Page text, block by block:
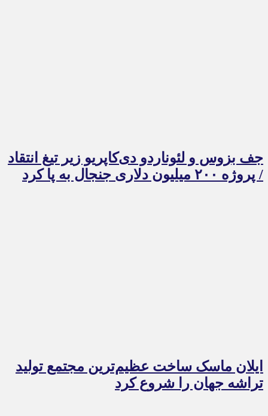
جف بزوس و لئوناردو دی‌کاپریو زیر تیغ انتقاد
/ پروژه ۲۰۰ میلیون دلاری جنجال به پا کرد
ایلان ماسک ساخت عظیم‌ترین مجتمع تولید
تراشه جهان را شروع کرد